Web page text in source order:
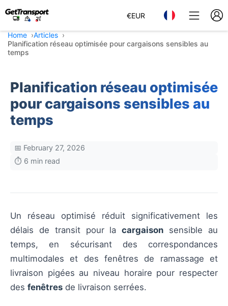
€EUR
Home
Articles
Planification réseau optimisée pour cargaisons sensibles au
temps
Planification réseau optimisée
pour cargaisons sensibles au
temps
📅 February 27, 2026
⏱️ 6 min read
Un réseau optimisé réduit significativement les
délais de transit pour lacargaison sensible au
temps, en sécurisant des correspondances
multimodales et des fenêtres de ramassage et
livraison pigées au niveau horaire pour respecter
des fenêtres de livraison serrées.